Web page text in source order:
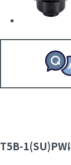
T5B-1(SU)PW